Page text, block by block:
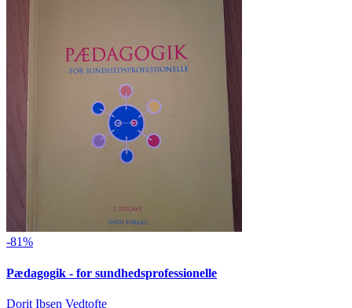
-81%
Pædagogik - for sundhedsprofessionelle
Dorit Ibsen Vedtofte